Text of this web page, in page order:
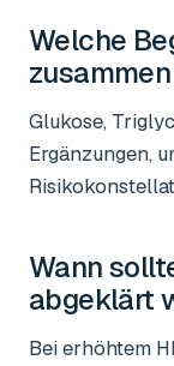
Welche
Glukose,
Ergänzungen,
Wann
abgeklärt
Bei erhöhtem